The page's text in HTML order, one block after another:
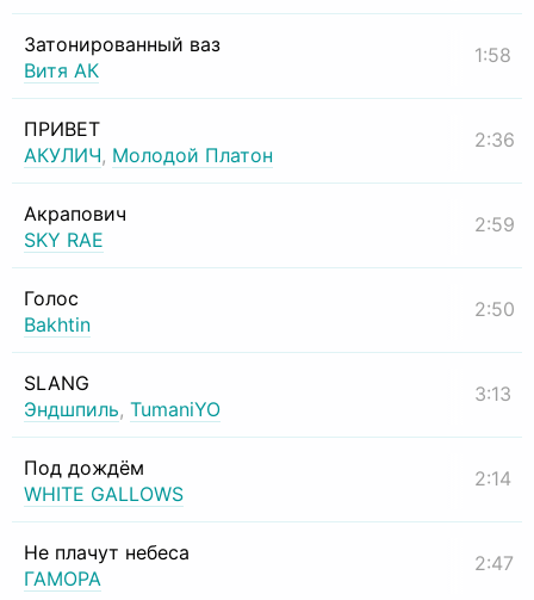
Затонированный ваз
Витя АК
1:58
ПРИВЕТ
АКУЛИЧ, Молодой Платон
2:36
Акрапович
SKY RAE
2:59
Голос
Bakhtin
2:50
SLANG
Эндшпиль, TumaniYO
3:13
Под дождём
WHITE GALLOWS
2:14
Не плачут небеса
ГАМОРА
2:47